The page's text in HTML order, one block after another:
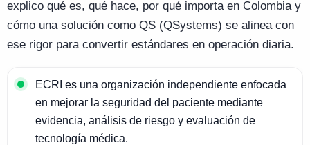
explico qué es, qué hace, por qué importa en Colombia y
cómo una solución como QS (QSystems) se alinea con
ese rigor para convertir estándares en operación diaria.
ECRI es una organización independiente enfocada
en mejorar la seguridad del paciente mediante
evidencia, análisis de riesgo y evaluación de
tecnología médica.